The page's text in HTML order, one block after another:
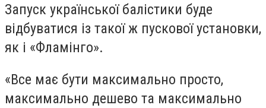
Запуск української балістики буде
відбуватися із такої ж пускової установки,
як і «Фламінго».
«Все має бути максимально просто,
максимально дешево та максимально